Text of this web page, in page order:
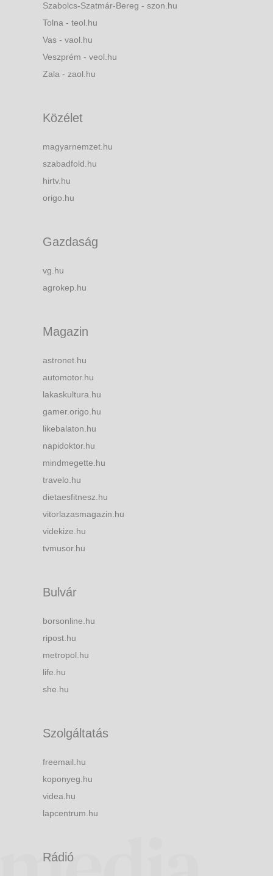
Szabolcs-Szatmár-Bereg - szon.hu
Tolna - teol.hu
Vas - vaol.hu
Veszprém - veol.hu
Zala - zaol.hu
Közélet
magyarnemzet.hu
szabadfold.hu
hirtv.hu
origo.hu
Gazdaság
vg.hu
agrokep.hu
Magazin
astronet.hu
automotor.hu
lakaskultura.hu
gamer.origo.hu
likebalaton.hu
napidoktor.hu
mindmegette.hu
travelo.hu
dietaesfitnesz.hu
vitorlazasmagazin.hu
videkize.hu
tvmusor.hu
Bulvár
borsonline.hu
ripost.hu
metropol.hu
life.hu
she.hu
Szolgáltatás
freemail.hu
koponyeg.hu
videa.hu
lapcentrum.hu
Rádió